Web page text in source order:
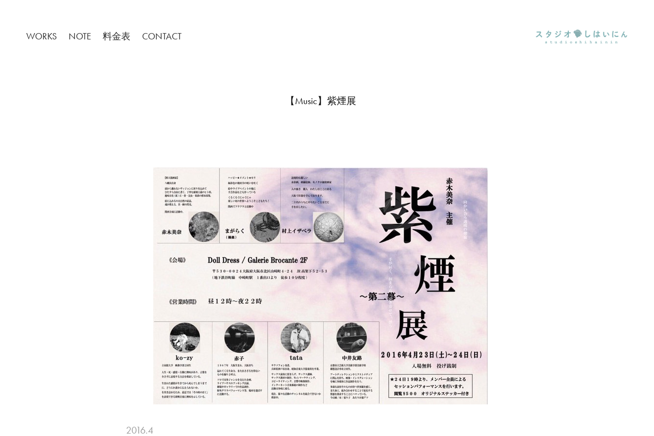
WORKS NOTE 料金表 CONTACT
【Music】紫煙展
2016.4